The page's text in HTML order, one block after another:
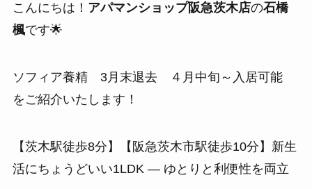
こんにちは！ アパマンショップ阪急茨木店の石橋
楓です🌟
ソフィア養精 3月末退去 ４月中旬～入居可能
をご紹介いたします！
【茨木駅徒歩8分】【阪急茨木市駅徒歩10分】新生
活にちょうどいい1LDK ― ゆとりと利便性を両立